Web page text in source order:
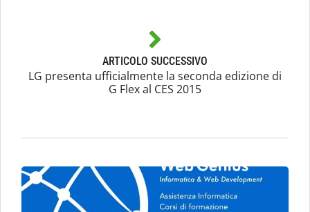
ARTICOLO SUCCESSIVO
LG presenta ufficialmente la seconda edizione di
G Flex al CES 2015